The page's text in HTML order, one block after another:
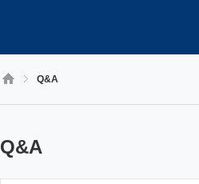
Q&A
Q&A